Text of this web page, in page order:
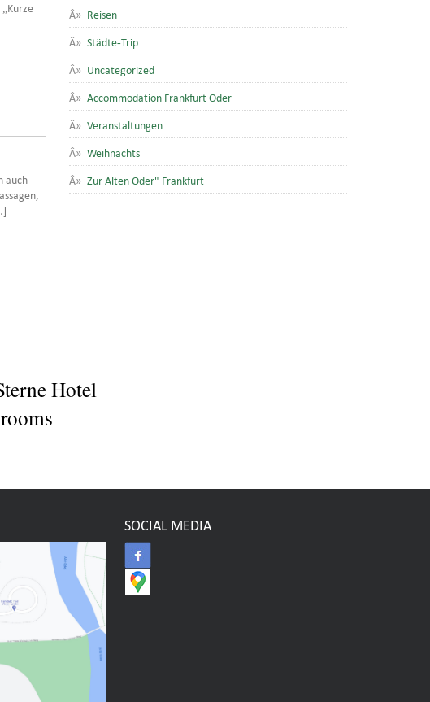
auch
Reisen
Städte-Trip
Uncategorized
Accommodation Frankfurt Oder
Veranstaltungen
Weihnachts
Zur Alten Oder" Frankfurt
Hotel
SOCIAL MEDIA